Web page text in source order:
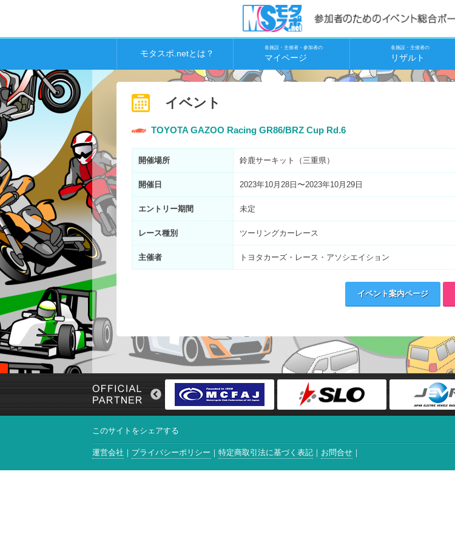
モタスポ.netとは？
各施設・主催者・参加者の
マイページ
各施設・主催者の
リザルト
イベント
TOYOTA GAZOO Racing GR86/BRZ Cup Rd.6
開催場所 鈴鹿サーキット（三重県）
開催日 2023年10月28日〜2023年10月29日
エントリー期間 未定
レース種別 ツーリングカーレース
主催者 トヨタカーズ・レース・アソシエイション
イベント案内ページ
このサイトをシェアする
運営会社 プライバシーポリシー 特定商取引法に基づく表記 お問合せ